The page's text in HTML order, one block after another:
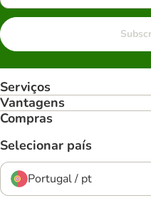
Serviços
Vantagens
Compras
Selecionar país
Portugal / pt